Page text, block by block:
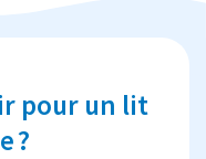
pour un lit
?